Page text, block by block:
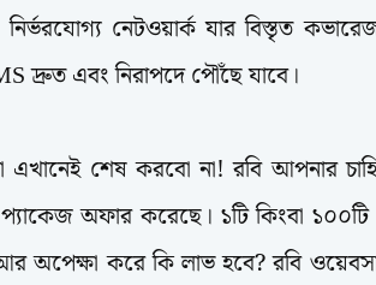
নির্ভরযোগ্য নেটওয়ার্ক যার বিস্তৃত
দ্রুত এবং নিরাপদে পৌঁছে যাবে।
এখানেই শেষ করবো না! রবি আপনার
অফার করেছে। ১টি কিংবা
অপেক্ষা করে কি লাভ হবে? রবি